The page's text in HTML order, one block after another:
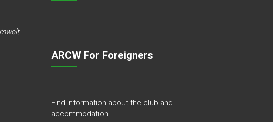
ARCW For Foreigners
Find information about the club and
accommodation.